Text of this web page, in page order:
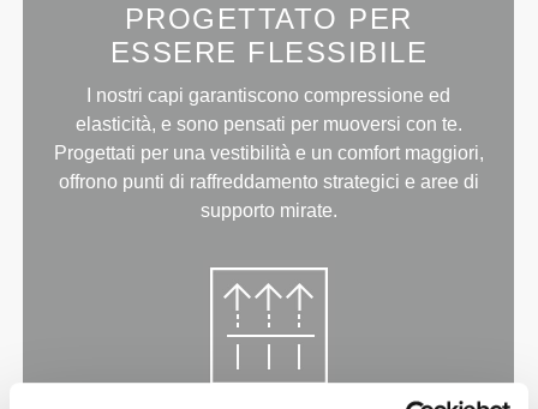
PROGETTATO PER
ESSERE FLESSIBILE
I nostri capi garantiscono compressione ed
elasticità, e sono pensati per muoversi con te.
Progettati per una vestibilità e un comfort maggiori,
offrono punti di raffreddamento strategici e aree di
supporto mirate.